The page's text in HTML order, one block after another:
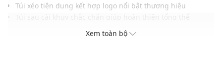
Túi xéo tiện dụng kết hợp logo nổi bật thương hiệu
Chất liệu vải mềm mại, đứng phom và hạn chế nhăn
Tông màu trung tính trang nhã dễ ứng dụng nhiều dịp
Xem toàn bộ